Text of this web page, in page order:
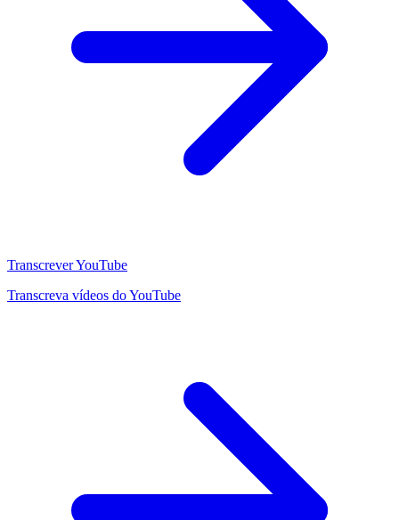
Transcrever YouTube
Transcreva vídeos do YouTube